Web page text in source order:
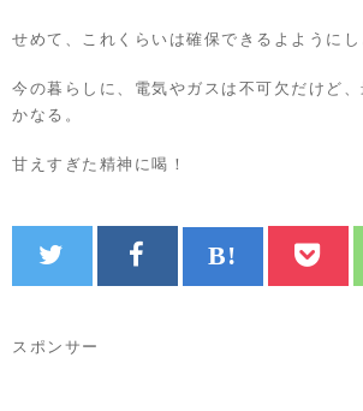
せめて、これくらいは確保できるよようにし
今の暮らしに、電気やガスは不可欠だけど、
かなる。
甘えすぎた精神に喝！
スポンサー